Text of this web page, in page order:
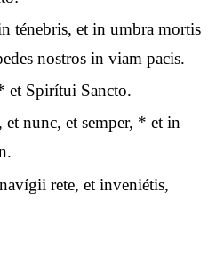
ténebris, et in umbra mortis
nostros in viam pacis.
et Spirítui Sancto.
nunc, et semper, * et in
rete, et inveniétis,